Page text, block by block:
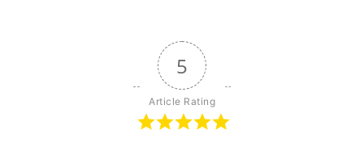
5
Article Rating